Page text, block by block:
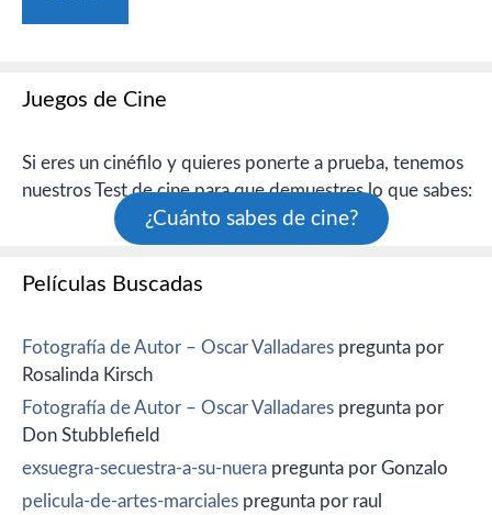
Juegos de Cine
Si eres un cinéfilo y quieres ponerte a prueba, tenemos
nuestros Test de cine para que demuestres lo que sabes:
¿Cuánto sabes de cine?
Películas Buscadas
Fotografía de Autor – Oscar Valladares pregunta por
Rosalinda Kirsch
Fotografía de Autor – Oscar Valladares pregunta por
Don Stubblefield
exsuegra-secuestra-a-su-nuera pregunta por Gonzalo
pelicula-de-artes-marciales pregunta por raul